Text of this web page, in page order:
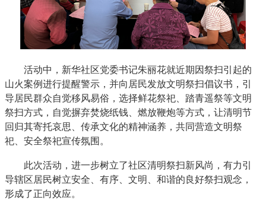
活动中，新华社区党委书记朱丽花就近期因祭扫引起的
山火案例进行提醒警示，并向居民发放文明祭扫倡议书，引
导居民群众自觉移风易俗，选择鲜花祭祀、踏青遥祭等文明
祭扫方式，自觉摒弃焚烧纸钱、燃放鞭炮等方式，让清明节
回归其寄托哀思、传承文化的精神涵养，共同营造文明祭
祀、安全祭祀宣传氛围。
此次活动，进一步树立了社区清明祭扫新风尚，有力引
导辖区居民树立安全、有序、文明、和谐的良好祭扫观念，
形成了正向效应。